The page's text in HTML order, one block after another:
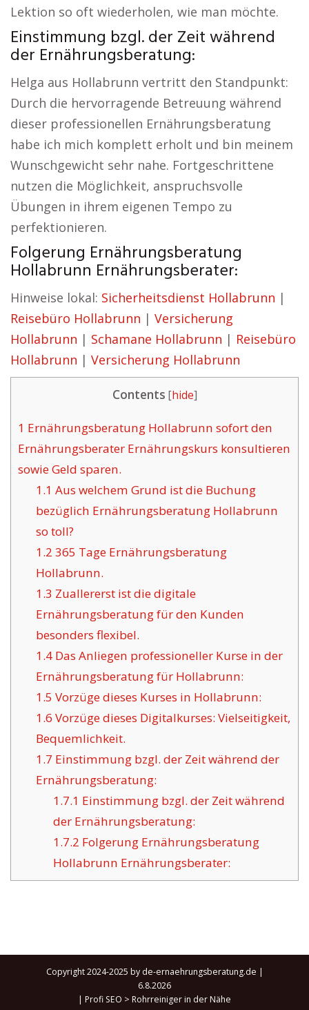
Lektion so oft wiederholen, wie man möchte.
Einstimmung bzgl. der Zeit während
der Ernährungsberatung:
Helga aus Hollabrunn vertritt den Standpunkt:
Durch die hervorragende Betreuung während
dieser professionellen Ernährungsberatung
habe ich mich komplett erholt und bin meinem
Wunschgewicht sehr nahe. Fortgeschrittene
nutzen die Möglichkeit, anspruchsvolle
Übungen in ihrem eigenen Tempo zu
perfektionieren.
Folgerung Ernährungsberatung
Hollabrunn Ernährungsberater:
Hinweise lokal: Sicherheitsdienst Hollabrunn |
Reisebüro Hollabrunn | Versicherung
Hollabrunn | Schamane Hollabrunn | Reisebüro
Hollabrunn | Versicherung Hollabrunn
Contents [hide]
1 Ernährungsberatung Hollabrunn sofort den
Ernährungsberater Ernährungskurs konsultieren
sowie Geld sparen.
1.1 Aus welchem Grund ist die Buchung
bezüglich Ernährungsberatung Hollabrunn
so toll?
1.2 365 Tage Ernährungsberatung
Hollabrunn.
1.3 Zuallererst ist die digitale
Ernährungsberatung für den Kunden
besonders flexibel.
1.4Das Anliegen professioneller Kurse in der
Ernährungsberatung für Hollabrunn:
1.5 Vorzüge dieses Kurses in Hollabrunn:
1.6 Vorzüge dieses Digitalkurses: Vielseitigkeit,
Bequemlichkeit.
1.7 Einstimmung bzgl. der Zeit während der
Ernährungsberatung:
1.7.1 Einstimmung bzgl. der Zeit während
der Ernährungsberatung:
1.7.2 Folgerung Ernährungsberatung
Hollabrunn Ernährungsberater:
Copyright 2024-2025 by de-ernaehrungsberatung.de |
6.8.2026
| Profi SEO > Rohrreiniger in der Nähe